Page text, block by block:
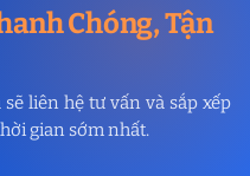
Chóng, Tận
liên hệ tư vấn và sắp xếp
gian sớm nhất.